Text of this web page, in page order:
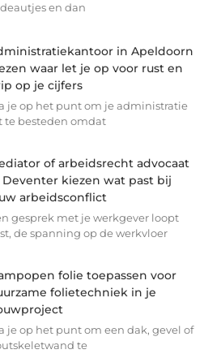
en dan
in Apeldoorn
waar let je op voor rust en
op je cijfers
je op het punt om je administratie
te besteden omdat
of arbeidsrecht advocaat
Deventer kiezen wat past bij
arbeidsconflict
gesprek met je werkgever loopt
de spanning op de werkvloer
folie toepassen voor
folietechniek in je
je op het punt om een dak, gevel of
te